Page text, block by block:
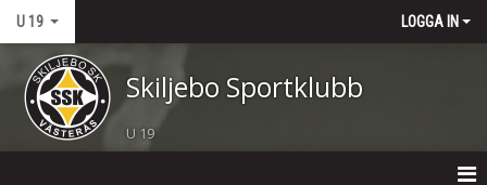
U 19 LOGGA IN
Skiljebo Sportklubb
U 19